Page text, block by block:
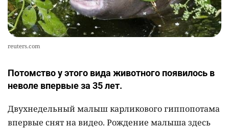
reuters.com
Потомство у этого вида животного появилось в
неволе впервые за 35 лет.
Двухнедельный малыш карликового гиппопотама
впервые снят на видео. Рождение малыша здесь